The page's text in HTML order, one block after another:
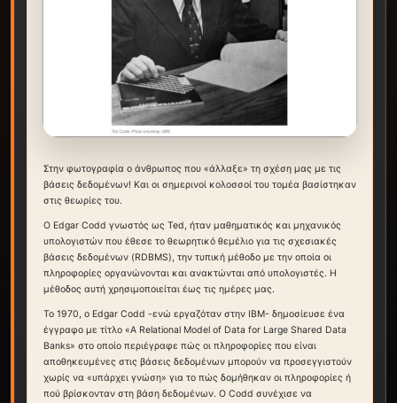
Στην φωτογραφία ο άνθρωπος που «άλλαξε» τη σχέση μας με τις
βάσεις δεδομένων! Και οι σημερινοί κολοσσοί του τομέα βασίστηκαν
στις θεωρίες του.
Ο Edgar Codd γνωστός ως Ted, ήταν μαθηματικός και μηχανικός
υπολογιστών που έθεσε το θεωρητικό θεμέλιο για τις σχεσιακές
βάσεις δεδομένων (RDBMS), την τυπική μέθοδο με την οποία οι
πληροφορίες οργανώνονται και ανακτώνται από υπολογιστές. Η
μέθοδος αυτή χρησιμοποιείται έως τις ημέρες μας.
Το 1970, ο Edgar Codd -ενώ εργαζόταν στην IBM- δημοσίευσε ένα
έγγραφο με τίτλο «A Relational Model of Data for Large Shared Data
Banks» στο οποίο περιέγραφε πώς οι πληροφορίες που είναι
αποθηκευμένες στις βάσεις δεδομένων μπορούν να προσεγγιστούν
χωρίς να «υπάρχει γνώση» για το πώς δομήθηκαν οι πληροφορίες ή
πού βρίσκονταν στη βάση δεδομένων. Ο Codd συνέχισε να